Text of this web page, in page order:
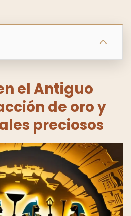
el Antiguo
de oro y
preciosos